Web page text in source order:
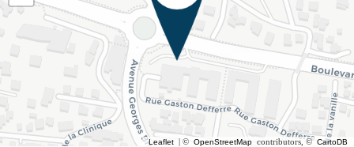
Leaflet | © OpenStreetMap contributors, © CartoDB